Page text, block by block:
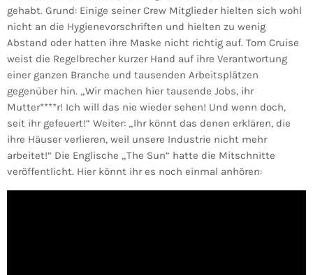
gehabt. Grund: Einige seiner Crew Mitglieder hielten sich wohl
nicht an die Hygienevorschriften und hielten zu wenig
Abstand oder hatten ihre Maske nicht richtig auf. Tom Cruise
weist die Regelbrecher kurzer Hand auf ihre Verantwortung
einer ganzen Branche und tausenden Arbeitsplätzen
gegenüber hin. „Wir machen hier tausende Jobs, ihr
Mutter****r! Ich will das nie wieder sehen! Und wenn doch,
seit ihr gefeuert!“ Weiter: „Ihr könnt das denen erklären, die
ihre Häuser verlieren, weil unsere Industrie nicht mehr
arbeitet!“ Die Englische „The Sun“ hatte die Mitschnitte
veröffentlicht. Hier könnt ihr es noch einmal anhören: